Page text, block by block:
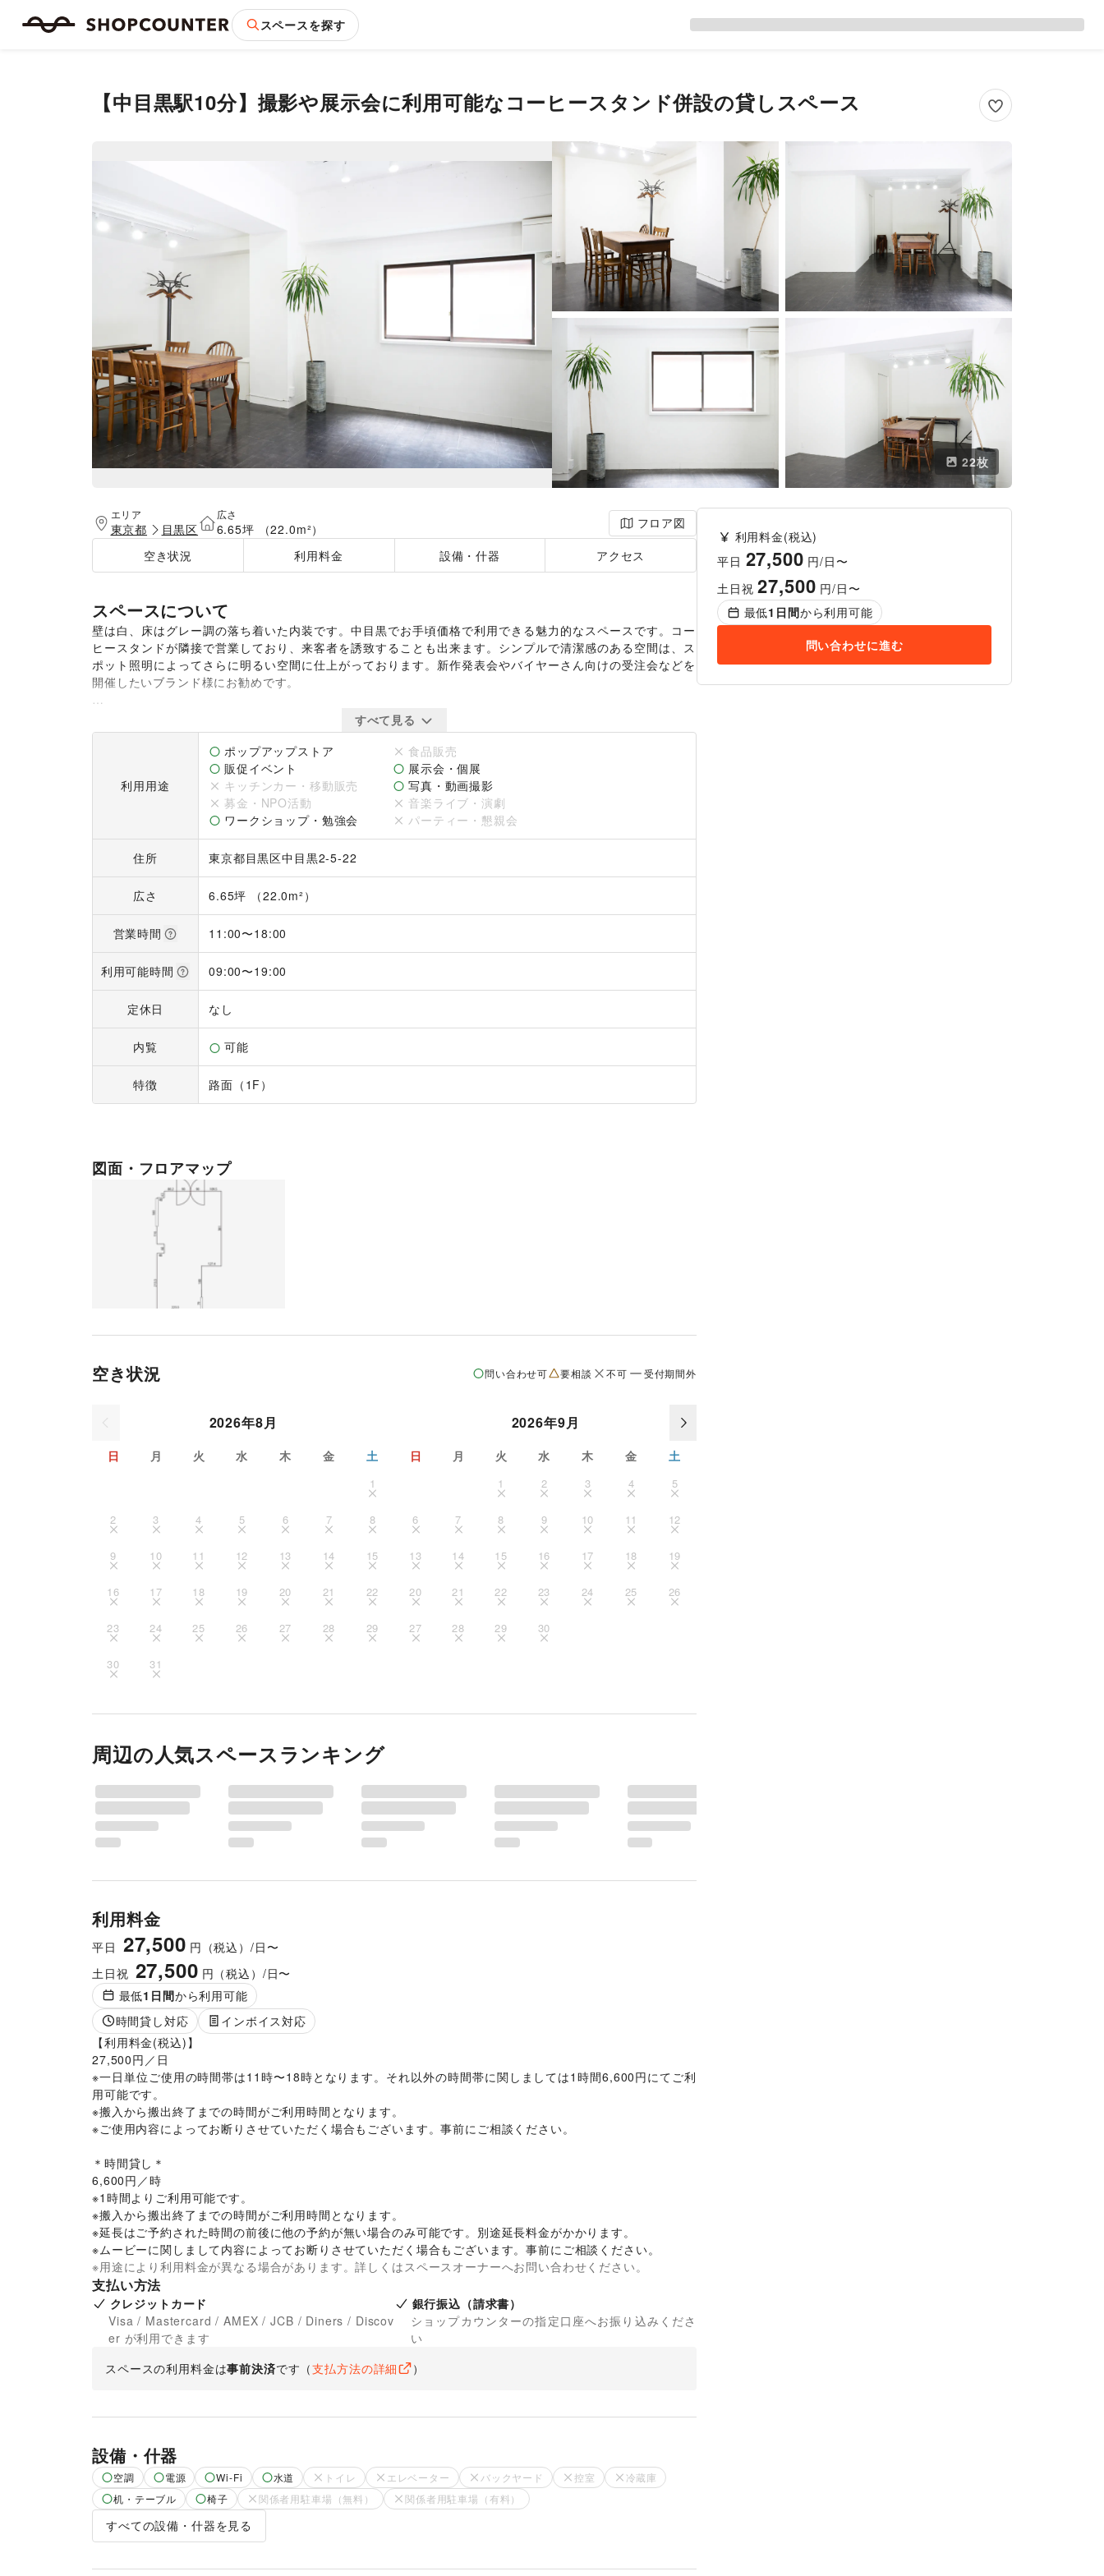
スペースを探す
【中目黒駅10分】撮影や展示会に利用可能なコーヒースタンド併設の貸しスペース
22枚
エリア
東京都 目黒区
広さ
6.65坪 （22.0m²）
フロア図
空き状況
利用料金 設備・什器 アクセス
スペースについて
壁は白、床はグレー調の落ち着いた内装です。中目黒でお手頃価格で利用できる魅力的なスペースです。コー
ヒースタンドが隣接で営業しており、来客者を誘致することも出来ます。シンプルで清潔感のある空間は、ス
ポット照明によってさらに明るい空間に仕上がっております。新作発表会やバイヤーさん向けの受注会などを
開催したいブランド様にお勧めです。
中目黒駅から徒歩10分の場所に位置する目黒川からすぐの好ロケーション。白のシンプルな場所です。自然光
も入り、気持ちの良い空間となっております。隣にコーヒースタンドがございますのでコーヒーを飲みながら
お客様にゆったりしていただける空間となっております。
すべて見る
利用用途
ポップアップストア
食品販売
販促イベント
展示会・個展
キッチンカー・移動販売
写真・動画撮影
募金・NPO活動
音楽ライブ・演劇
ワークショップ・勉強会
パーティー・懇親会
住所 東京都目黒区中目黒2-5-22
広さ 6.65坪 （22.0m²）
営業時間 11:00〜18:00
利用可能時間 09:00〜19:00
定休日 なし
内覧 可能
特徴 路面（1F）
図面・フロアマップ
空き状況 問い合わせ可 要相談 不可 受付期間外
2026年8月
日 月 火 水 木 金 土
1
2 3 4 5 6 7 8
9 10 11 12 13 14 15
16 17 18 19 20 21 22
23 24 25 26 27 28 29
30 31
2026年9月
日 月 火 水 木 金 土
1 2 3 4 5
6 7 8 9 10 11 12
13 14 15 16 17 18 19
20 21 22 23 24 25 26
27 28 29 30
周辺の人気スペースランキング
利用料金
平日 27,500 円（税込）/日〜
土日祝 27,500 円（税込）/日〜
最低1 日間から利用可能
時間貸し対応
インボイス対応
【利用料金(税込)】
27,500円／日
※一日単位ご使用の時間帯は11時〜18時となります。それ以外の時間帯に関しましては1時間6,600円にてご利
用可能です。
※搬入から搬出終了までの時間がご利用時間となります。
※ご使用内容によってお断りさせていただく場合もございます。事前にご相談ください。
＊時間貸し＊
6,600円／時
※1時間よりご利用可能です。
※搬入から搬出終了までの時間がご利用時間となります。
※延長はご予約された時間の前後に他の予約が無い場合のみ可能です。別途延長料金がかかります。
※ムービーに関しまして内容によってお断りさせていただく場合もございます。事前にご相談ください。
※用途により利用料金が異なる場合があります。詳しくはスペースオーナーへお問い合わせください。
支払い方法
クレジットカード
Visa / Mastercard / AMEX / JCB / Diners / Discov
er が利用できます
銀行振込（請求書）
ショップカウンターの指定口座へお振り込みくださ
い
スペースの利用料金は事前決済です （支払方法の詳細 ）
設備・什器
空調 電源 Wi-Fi 水道 トイレ エレベーター バックヤード 控室
冷蔵庫
机・テーブル
椅子 関係者用駐車場（無料） 関係者用駐車場（有料）
すべての設備・什器を見る
利用料金(税込)
平日 27,500 円/日〜
土日祝27,500 円/日〜
最低1 日間から利用可能
問い合わせに進む